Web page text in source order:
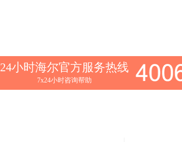
24小时海尔官方服务热线
7x24小时咨询帮助